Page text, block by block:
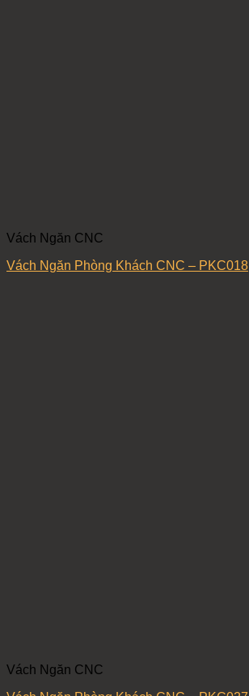
Vách Ngăn CNC
Vách Ngăn Phòng Khách CNC – PKC018
Vách Ngăn CNC